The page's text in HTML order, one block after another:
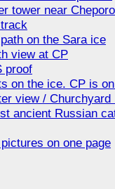
tower near
on the Sara ice
view at CP
proof
on the ice. CP is
view / Churchyard
ancient Russian
on one page